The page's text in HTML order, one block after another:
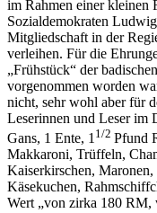
im Rahmen einer kleinen
Sozialdemokraten
Mitgliedschaft in der
verleihen. Für die
„Frühstück“ der
vorgenommen worden
nicht, sehr wohl aber für
Leserinnen und Leser im
Gans, 1 Ente, 1 1/2 Pfund
Makkaroni, Trüffeln,
Kaiserkirschen,
Käsekuchen,
Wert „von zirka 180 RM,